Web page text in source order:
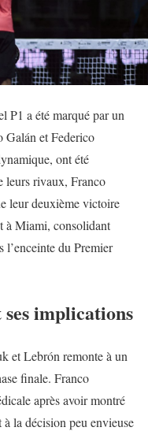
P1 a été marqué par un
Galán et Federico
ont été
leurs rivaux, Franco
leur deuxième victoire
à Miami, consolidant
l’enceinte du Premier
implications
et Lebrón remonte à un
finale. Franco
après avoir montré
la décision peu envieuse